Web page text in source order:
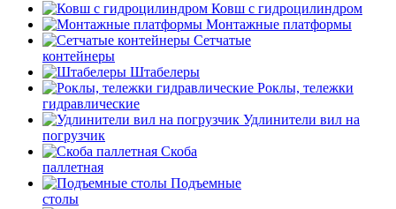
Ковш с гидроцилиндром
Монтажные платформы
Сетчатые
контейнеры
Штабелеры
Роклы, тележки
гидравлические
Удлинители вил на
погрузчик
Скоба
паллетная
Подъемные
столы